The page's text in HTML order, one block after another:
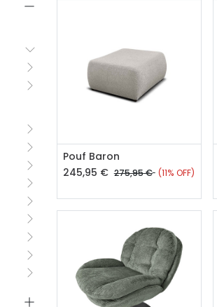
Ajouter au panier
Pouf Baron
245,95 € 275,95€ (11% OFF)